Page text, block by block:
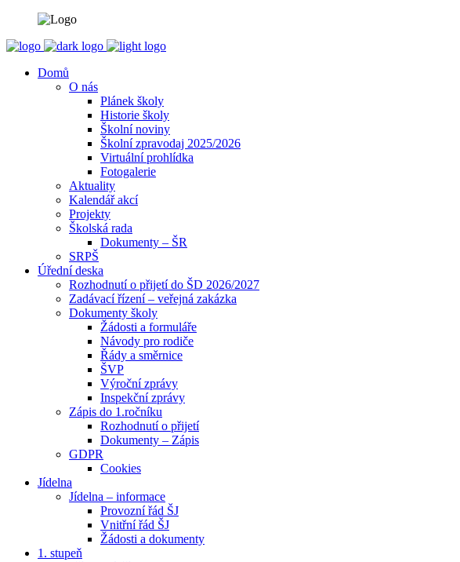
Domů
O nás
Plánek školy
Historie školy
Školní noviny
Školní zpravodaj 2025/2026
Virtuální prohlídka
Fotogalerie
Aktuality
Kalendář akcí
Projekty
Školská rada
Dokumenty – ŠR
SRPŠ
Úřední deska
Rozhodnutí o přijetí do ŠD 2026/2027
Zadávací řízení – veřejná zakázka
Dokumenty školy
Žádosti a formuláře
Návody pro rodiče
Řády a směrnice
ŠVP
Výroční zprávy
Inspekční zprávy
Zápis do 1.ročníku
Rozhodnutí o přijetí
Dokumenty – Zápis
GDPR
Cookies
Jídelna
Jídelna – informace
Provozní řád ŠJ
Vnitřní řád ŠJ
Žádosti a dokumenty
1. stupeň